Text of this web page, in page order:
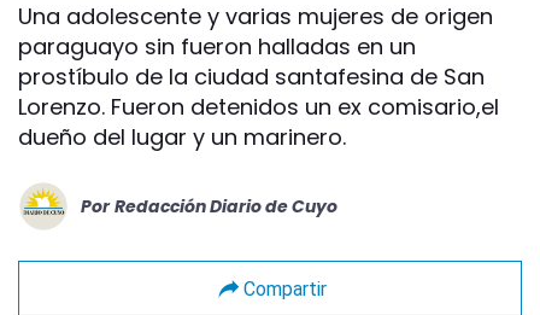
Una adolescente y varias mujeres de origen
paraguayo sin fueron halladas en un
prostíbulo de la ciudad santafesina de San
Lorenzo. Fueron detenidos un ex comisario,el
dueño del lugar y un marinero.
Por Redacción Diario de Cuyo
Compartir